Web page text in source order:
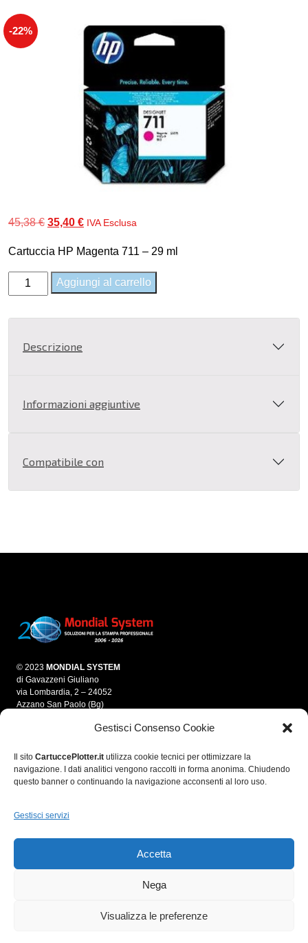
Gestisci Consenso Cookie
Il sito CartuccePlotter.it utilizza cookie tecnici per ottimizzare la
navigazione. I dati analitici vengono raccolti in forma anonima. Chiudendo
questo banner o continuando la navigazione acconsenti al loro uso.
Gestisci servizi
Accetta
Nega
Visualizza le preferenze
-22%
45,38€ Il
originale
era:
45,38 €.
35,40 €Il
attuale
è:
35,40 €.
IVA Esclusa
Cartuccia HP Magenta 711 – 29 ml
CZ131A
-
Cartuccia
Magenta
Aggiungi al carrello
Descrizione
Informazioni aggiuntive
Compatibile con
© 2023 MONDIAL SYSTEM
di Gavazzeni Giuliano
via Lombardia, 2 – 24052
Azzano San Paolo (Bg)
info@mondialsystem.it
Fax 035 4595861
P.IVA 03280700166
C.F. GVZGLN70E05A794A